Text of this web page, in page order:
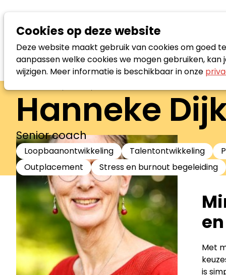
Cookies op deze website
Deze website maakt gebruik van cookies om goed
aanpassen welke cookies we mogen gebruiken,
wijzigen. Meer informatie is beschikbaar in onze
Hanneke
Senior coach
Loopbaanontwikkeling Talentontwikkeling
Outplacement
Stress en burnout begeleiding
Met
is